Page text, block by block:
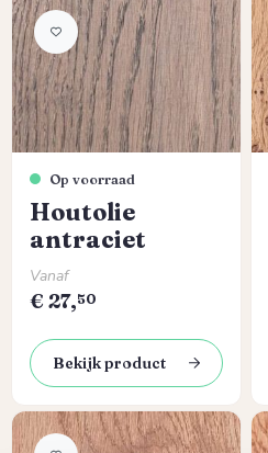
Op voorraad
Houtolie
antraciet
Normale prijs:
Vanaf
€ 27,50
Bekijk product